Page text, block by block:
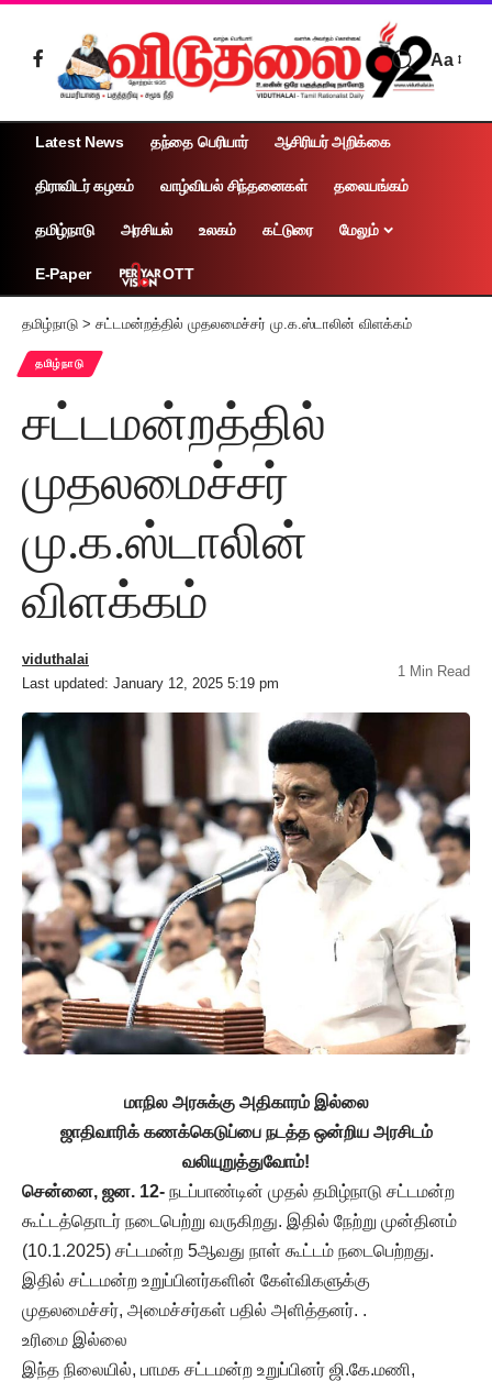
Aa
Latest News தந்தை பெரியார் ஆசிரியர் அறிக்கை
திராவிடர் கழகம் வாழ்வியல் சிந்தனைகள் தலையங்கம்
தமிழ்நாடு அரசியல் உலகம் கட்டுரை மேலும்
E-Paper OTT
தமிழ்நாடு > சட்டமன்றத்தில் முதலமைச்சர் மு.க.ஸ்டாலின் விளக்கம்
தமிழ்நாடு
சட்டமன்றத்தில்
முதலமைச்சர்
மு.க.ஸ்டாலின்
விளக்கம்
Last updated: January 12, 2025 5:19 pm
viduthalai
1 Min Read
மாநில அரசுக்கு அதிகாரம் இல்லை
ஜாதிவாரிக் கணக்கெடுப்பை நடத்த ஒன்றிய அரசிடம்
வலியுறுத்துவோம்!
சென்னை, ஜன. 12- நடப்பாண்டின் முதல் தமிழ்நாடு சட்டமன்ற
கூட்டத்தொடர் நடைபெற்று வருகிறது. இதில் நேற்று முன்தினம்
(10.1.2025) சட்டமன்ற 5ஆவது நாள் கூட்டம் நடைபெற்றது.
இதில் சட்டமன்ற உறுப்பினர்களின் கேள்விகளுக்கு
முதலமைச்சர், அமைச்சர்கள் பதில் அளித்தனர். .
உரிமை இல்லை
இந்த நிலையில், பாமக சட்டமன்ற உறுப்பினர் ஜி.கே.மணி,